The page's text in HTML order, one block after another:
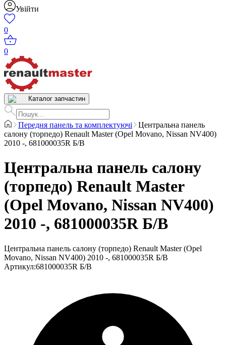
Увійти
0
0
Каталог запчастин
Передня панель та комплектуючі
Центральна панель
салону (торпедо) Renault Master (Opel Movano, Nissan NV400)
2010 -, 681000035R Б/В
Центральна панель салону
(торпедо) Renault Master
(Opel Movano, Nissan NV400)
2010 -, 681000035R Б/В
Центральна панель салону (торпедо) Renault Master (Opel
Movano, Nissan NV400) 2010 -, 681000035R Б/В
Артикул:681000035R Б/В